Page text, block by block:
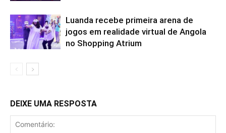
Luanda recebe primeira arena de
jogos em realidade virtual de Angola
no Shopping Atrium
DEIXE UMA RESPOSTA